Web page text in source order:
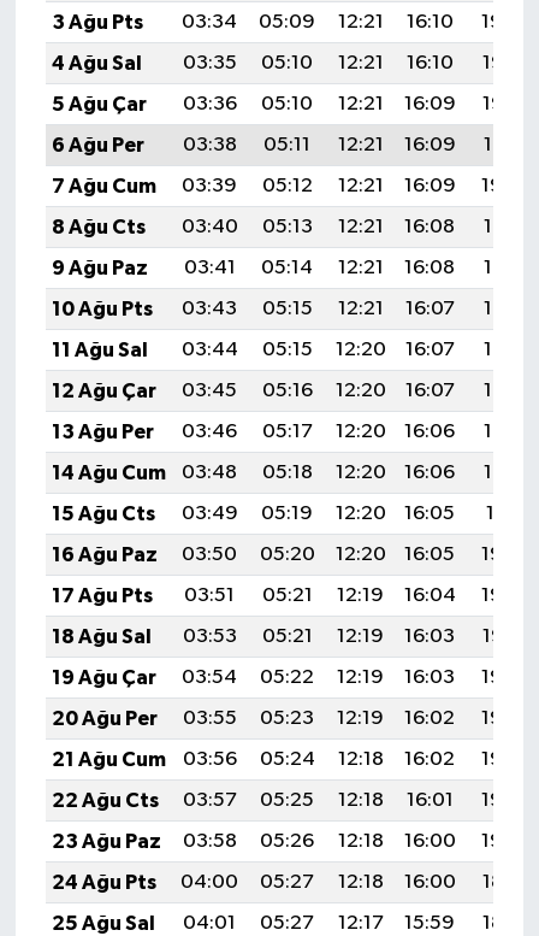
3 Ağu Pts
03:34 05:09 12:21 16:10
19:24
4 Ağu Sal
03:35 05:10 12:21 16:10
19:23
5 Ağu Çar
03:36 05:10 12:21 16:09
19:22
6 Ağu Per
03:38 05:11 12:21 16:09
19:21
7 Ağu Cum
03:39 05:12 12:21 16:09
19:20
8 Ağu Cts
03:40 05:13 12:21 16:08
19:19
9 Ağu Paz
03:41 05:14 12:21 16:08
19:18
10 Ağu Pts
03:43 05:15 12:21 16:07
19:17
11 Ağu Sal
03:44 05:15 12:20 16:07
19:16
12 Ağu Çar
03:45 05:16 12:20 16:07
19:14
13 Ağu Per
03:46 05:17 12:20 16:06
19:13
14 Ağu Cum
03:48 05:18 12:20 16:06
19:12
15 Ağu Cts
03:49 05:19 12:20 16:05
19:11
16 Ağu Paz
03:50 05:20 12:20 16:05
19:09
17 Ağu Pts
03:51 05:21 12:19 16:04
19:08
18 Ağu Sal
03:53 05:21 12:19 16:03
19:07
19 Ağu Çar
03:54 05:22 12:19 16:03
19:06
20 Ağu Per
03:55 05:23 12:19 16:02
19:04
21 Ağu Cum
03:56 05:24 12:18 16:02
19:03
22 Ağu Cts
03:57 05:25 12:18 16:01
19:02
23 Ağu Paz
03:58 05:26 12:18 16:00
19:00
24 Ağu Pts
04:00 05:27 12:18 16:00
18:59
25 Ağu Sal
04:01 05:27 12:17 15:59 18:58